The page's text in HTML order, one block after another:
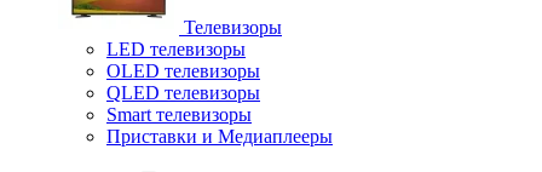
Телевизоры
LED телевизоры
OLED телевизоры
QLED телевизоры
Smart телевизоры
Приставки и Медиаплееры